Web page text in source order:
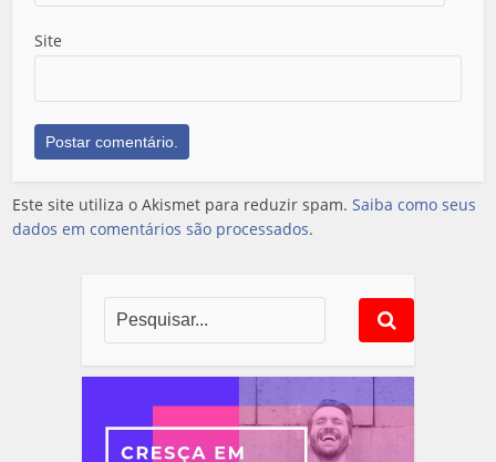
Site
Este site utiliza o Akismet para reduzir spam.Saiba como seus
dados em comentários são processados.